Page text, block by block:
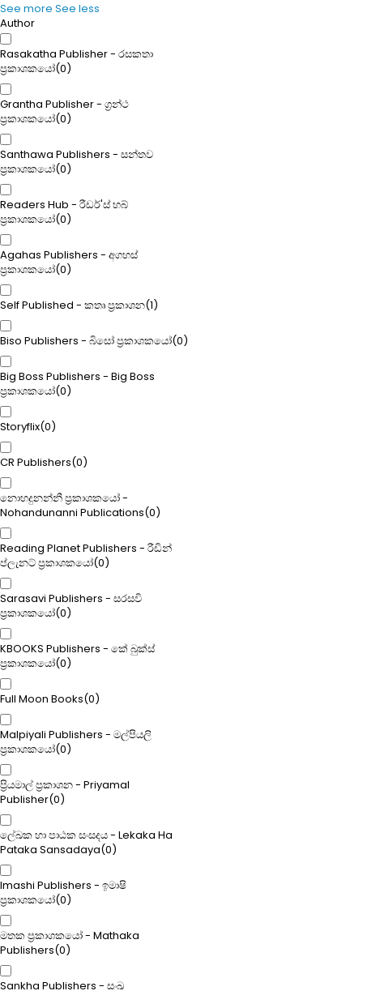
See more See less
Author
Rasakatha Publisher - රසකතා
ප්‍රකාශකයෝ(0)
Grantha Publisher - ග්‍රන්ථ
ප්‍රකාශකයෝ(0)
Santhawa Publishers - සන්තව
ප්‍රකාශකයෝ(0)
Readers Hub - රීඩර්'ස් හබ්
ප්‍රකාශකයෝ(0)
Agahas Publishers - අගහස්
ප්‍රකාශකයෝ(0)
Self Published - කතෘ ප්‍රකාශන(1)
Biso Publishers - බිසෝ ප්‍රකාශකයෝ(0)
Big Boss Publishers - Big Boss
ප්‍රකාශකයෝ(0)
Storyflix(0)
CR Publishers(0)
නොහදුනන්නී ප්‍රකාශකයෝ -
Nohandunanni Publications(0)
Reading Planet Publishers - රීඩින්
ප්ලැනට් ප්‍රකාශකයෝ(0)
Sarasavi Publishers - සරසවි
ප්‍රකාශකයෝ(0)
KBOOKS Publishers - කේ බුක්ස්
ප්‍රකාශකයෝ(0)
Full Moon Books(0)
Malpiyali Publishers - මල්පියලි
ප්‍රකාශකයෝ(0)
ප්‍රියමාල් ප්‍රකාශන - Priyamal
Publisher(0)
ලේඛක හා පාඨක සංසදය - Lekaka Ha
Pataka Sansadaya(0)
Imashi Publishers - ඉමාෂි
ප්‍රකාශකයෝ(0)
මතක ප්‍රකාශකයෝ - Mathaka
Publishers(0)
Sankha Publishers - සංඛ